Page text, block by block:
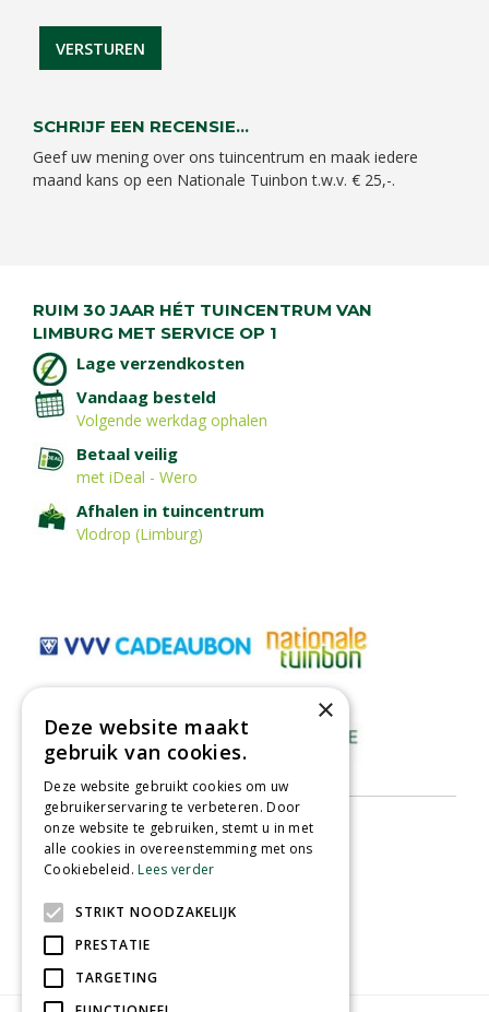
SCHRIJF EEN RECENSIE...
Geef uw mening over ons tuincentrum en maak iedere
maand kans op een Nationale Tuinbon t.w.v. € 25,-.
RUIM 30 JAAR HÉT TUINCENTRUM VAN
LIMBURG MET SERVICE OP 1
Lage verzendkosten
Vandaag besteld
Volgende werkdag ophalen
Betaal veilig
met iDeal - Wero
Afhalen in tuincentrum
Vlodrop (Limburg)
×
Deze website maakt
gebruik van cookies.
Deze website gebruikt cookies om uw
gebruikerservaring te verbeteren. Door
onze website te gebruiken, stemt u in met
alle cookies in overeenstemming met ons
Cookiebeleid.Lees verder
STRIKT NOODZAKELIJK
PRESTATIE
TARGETING